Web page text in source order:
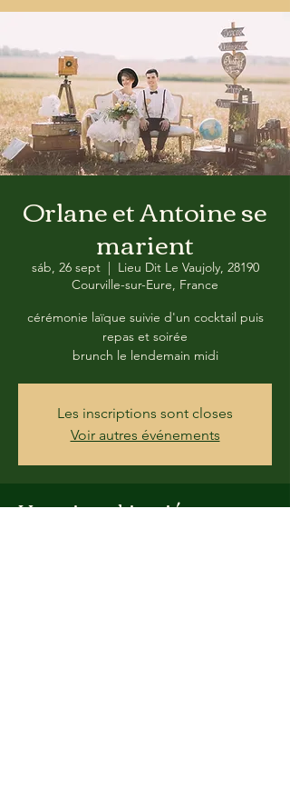
Orlane et Antoine se
marient
sáb, 26 sept
  |
Lieu Dit Le Vaujoly, 28190
Courville-sur-Eure, France
cérémonie laïque suivie d'un cocktail puis
repas et soirée
brunch le lendemain midi
Les inscriptions sont closes
Voir autres événements
Horario y ubicación